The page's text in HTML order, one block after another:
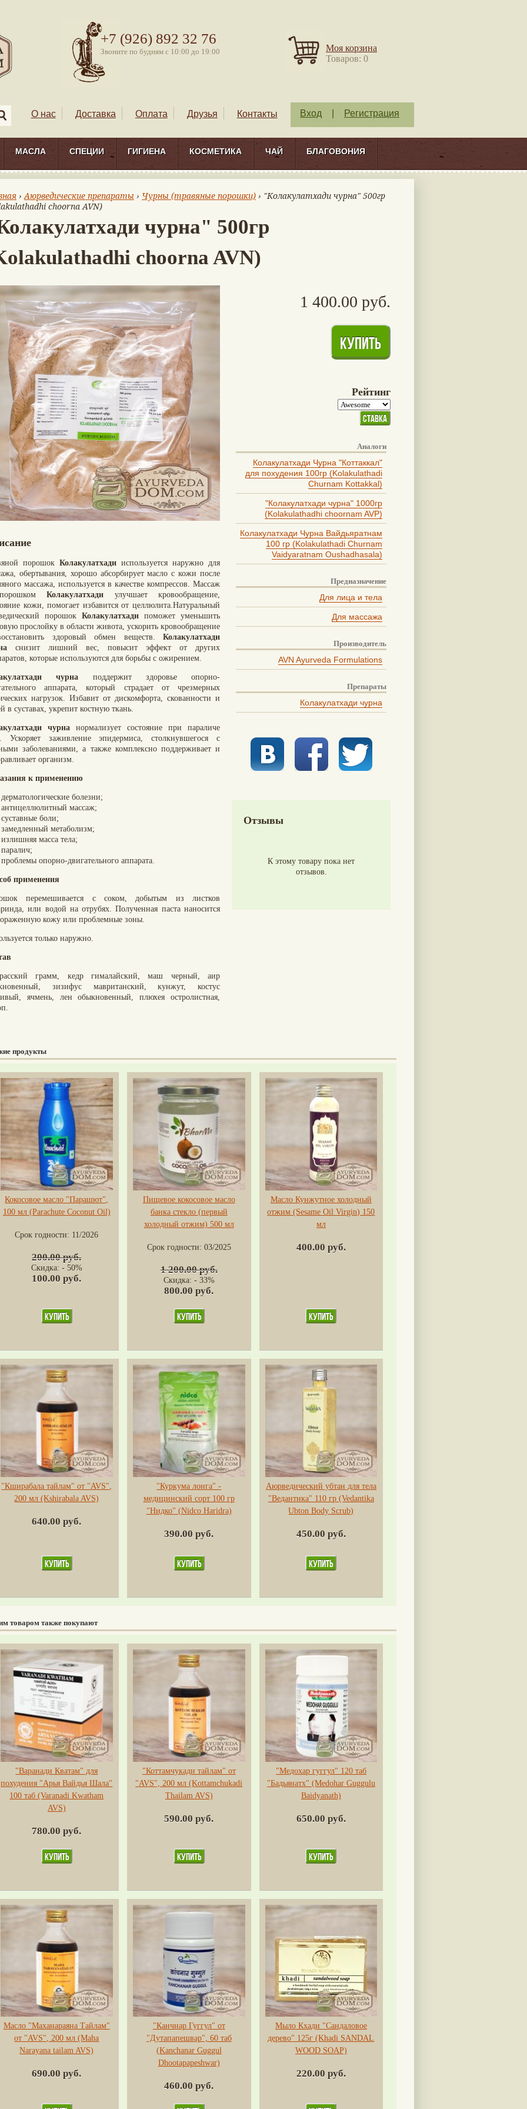
+7 (926) 892 32 76
Звоните по будням с 10:00 до 19:00
Моя корзина
Товаров: 0
О нас Доставка Оплата Друзья Контакты Вход Регистрация
МАСЛА СПЕЦИИ ГИГИЕНА КОСМЕТИКА ЧАЙ БЛАГОВОНИЯ
›Аюрведические препараты › Чурны (травяные порошки) › "Колакулатхади чурна" 500гр
choorna AVN)
чурна" 500гр
choorna AVN)
порошок Колакулатхади используется наружно для
обертывания, хорошо абсорбирует масло с кожи после
массажа, используется в качестве компрессов. Массаж
Колакулатхади улучшает кровообращение,
кожи, помогает избавится от целлюлита.Натуральный
порошок Колакулатхади поможет уменьшить
прослойку в области живота, ускорить кровообращение
здоровый обмен веществ. Колакулатхади
снизит лишний вес, повысит эффект от других
которые используются для борьбы с ожирением.
чурна поддержит здоровье опорно-
аппарата, который страдает от чрезмерных
нагрузок. Избавит от дискомфорта, скованности и
в суставах, укрепит костную ткань.
чурна нормализует состояние при параличе
Ускоряет заживление эпидермиса, столкнувшегося с
заболеваниями, а также комплексно поддерживает и
организм.
к применению
дерматологические болезни;
антицеллюлитный массаж;
суставные боли;
замедленный метаболизм;
излишняя масса тела;
паралич;
проблемы опорно-двигательного аппарата.
применения
перемешивается с соком, добытым из листков
или водой на отрубях. Полученная паста наносится
кожу или проблемные зоны.
только наружно.
грамм, кедр гималайский, маш черный, аир
зизифус мавританский, кунжут, костус
ячмень, лен обыкновенный, плюхея остролистная,
1 400.00 руб.
Рейтинг
Аналоги
Колакулатхади Чурна "Коттаккал"
для похудения 100гр (Kolakulathadi
Churnam Kottakkal)
"Колакулатхади чурна" 1000гр
(Kolakulathadhi choornam AVP)
Колакулатхади Чурна Вайдьяратнам
100 гр (Kolakulathadi Churnam
Vaidyaratnam Oushadhasala)
Предназначение
Для лица и тела
Для массажа
Производитель
AVN Ayurveda Formulations
Препараты
Колакулатхади чурна
Отзывы
К этому товару пока нет
отзывов.
продукты
Кокосовое масло "Парашют",
100 мл (Parachute Coconut Oil)
Срок годности: 11/2026
200.00 руб.
Скидка: - 50%
100.00 руб.
Пищевое кокосовое масло
банка стекло (первый
холодный отжим) 500 мл
Срок годности: 03/2025
1 200.00 руб.
Скидка: - 33%
800.00 руб.
Масло Кунжутное холодный
отжим (Sesame Oil Virgin) 150
мл
400.00 руб.
"Кширабала тайлам" от "AVS",
200 мл (Kshirabala AVS)
640.00 руб.
"Куркума лонга" -
медицинский сорт 100 гр
"Нидко" (Nidco Haridra)
390.00 руб.
Аюрведический убтан для тела
"Ведантика" 110 гр (Vedantika
Ubton Body Scrub)
450.00 руб.
товаром также покупают
"Варанади Кватам" для
похудения "Арья Вайдья Шала"
100 таб (Varanadi Kwatham
AVS)
780.00 руб.
"Коттамчукади тайлам" от
"AVS", 200 мл (Kottamchukadi
Thailam AVS)
590.00 руб.
"Медохар гуггул" 120 таб
"Бадьянатх" (Medohar Guggulu
Baidyanath)
650.00 руб.
Масло "Маханараяна Тайлам"
от "AVS", 200 мл (Maha
Narayana tailam AVS)
690.00 руб.
"Канчнар Гуггул" от
"Дутапапешвар", 60 таб
(Kanchanar Guggul
Dhootapapeshwar)
460.00 руб.
Мыло Кхади "Сандаловое
дерево" 125г (Khadi SANDAL
WOOD SOAP)
220.00 руб.